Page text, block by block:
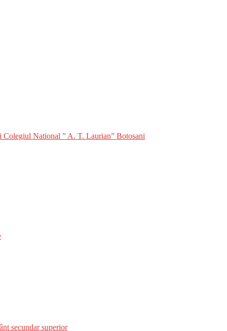
Colegiul National ” A. T. Laurian” Botosani
secundar superior